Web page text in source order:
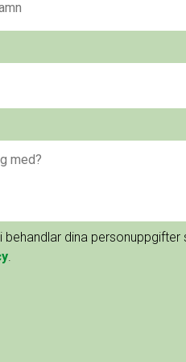
behandlar dina personuppgifter
.